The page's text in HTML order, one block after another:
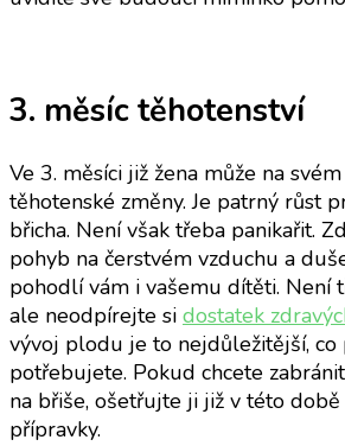
3. měsíc těhotenství
Ve 3. měsíci již žena může na
těhotenské změny. Je patrný růst
břicha. Není však třeba panikařit.
pohyb na čerstvém vzduchu a
pohodlí vám i vašemu dítěti. Není
ale neodpírejte si dostatek
vývoj plodu je to nejdůležitější, co
potřebujete. Pokud chcete
na břiše, ošetřujte ji již v této
přípravky.